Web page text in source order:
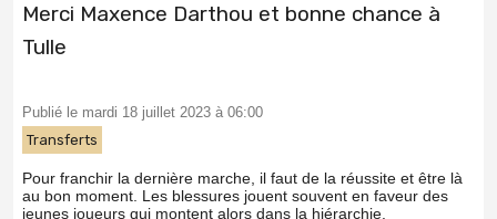
Merci Maxence Darthou et bonne chance à
Tulle
Publié le mardi 18 juillet 2023 à 06:00
Transferts
Pour franchir la dernière marche, il faut de la réussite et être là
au bon moment. Les blessures jouent souvent en faveur des
jeunes joueurs qui montent alors dans la hiérarchie.